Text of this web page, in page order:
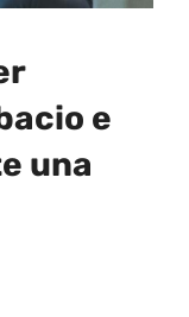
e
una